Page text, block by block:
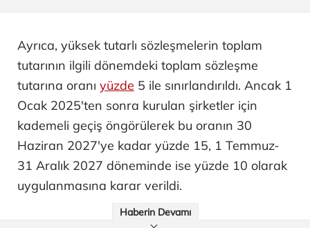
Ayrıca, yüksek tutarlı sözleşmelerin toplam
tutarının ilgili dönemdeki toplam sözleşme
tutarına oranı yüzde 5 ile sınırlandırıldı. Ancak 1
Ocak 2025'ten sonra kurulan şirketler için
kademeli geçiş öngörülerek bu oranın 30
Haziran 2027'ye kadar yüzde 15, 1 Temmuz-
31 Aralık 2027 döneminde ise yüzde 10 olarak
uygulanmasına karar verildi.
Haberin Devamı